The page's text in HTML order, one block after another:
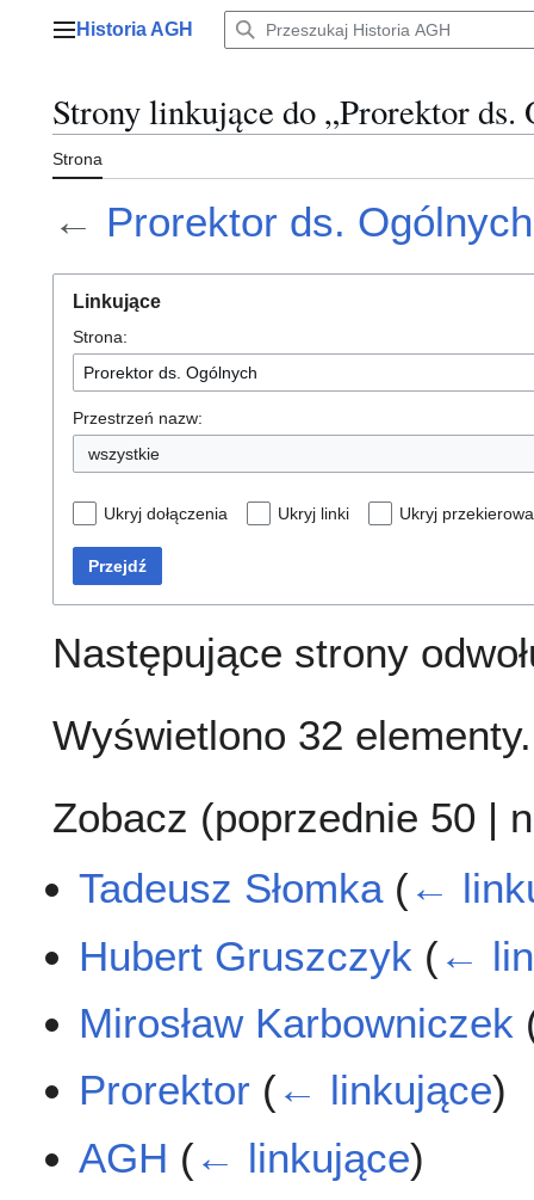
Menu główne
Historia AGH
Strony linkujące do „Prorektor ds.
Strona
← Prorektor ds. Ogólnych
Linkujące
Strona:
Przestrzeń nazw:
wszystkie
Ukryj dołączenia Ukryj linki Ukryj
Przejdź
Następujące strony
Wyświetlono 32 elementy.
Zobacz (poprzednie 50 |
Tadeusz Słomka (←
Hubert Gruszczyk (←
Mirosław Karbowniczek
Prorektor (← linkujące)
AGH (← linkujące)